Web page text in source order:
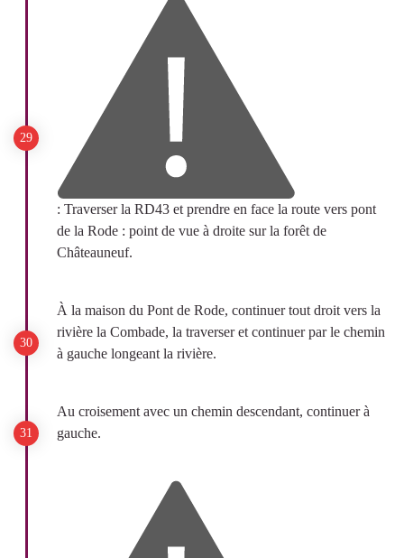
: Traverser la RD43 et prendre en face la route vers pont
de la Rode : point de vue à droite sur la forêt de
Châteauneuf.
À la maison du Pont de Rode, continuer tout droit vers la
rivière la Combade, la traverser et continuer par le chemin
à gauche longeant la rivière.
Au croisement avec un chemin descendant, continuer à
gauche.